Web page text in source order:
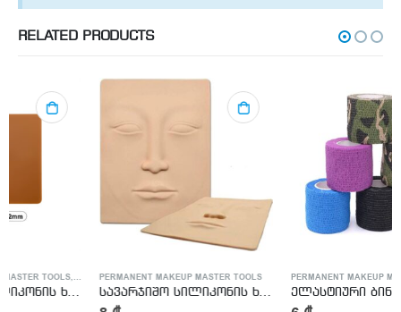
RELATED PRODUCTS
MASTER SUPPLIES
PERMANENT MAKEUP MASTER TOOLS
სავარჯიშო სილიკონის ხელოვნური კანი – Tattoo Practike skin
PERMANENT MAKEUP MASTER TOOLS,
ელასტიური ბინტი